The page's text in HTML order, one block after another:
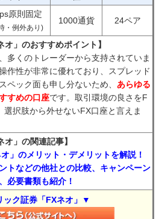
原則固定
・例外あり)
1000通貨 24ペア
オ」のおすすめポイント】
多くのトレーダーから支持されていま
作性が非常に優れており、スプレッド
ペック面も申し分ないため、 あらゆる
すめの口座です。取引環境の良さをF
択肢から外せないFX口座と言えま
オ」の関連記事】
」のメリット・デメリットを解説！
トなどの他社との比較、キャンペーン
必要書類も紹介！
ック証券「FXネオ」▼